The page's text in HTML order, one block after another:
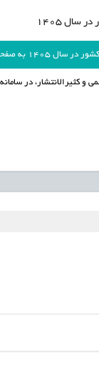
سال 1405
مراجعه نمایید.
و کثیرالانتشار، در